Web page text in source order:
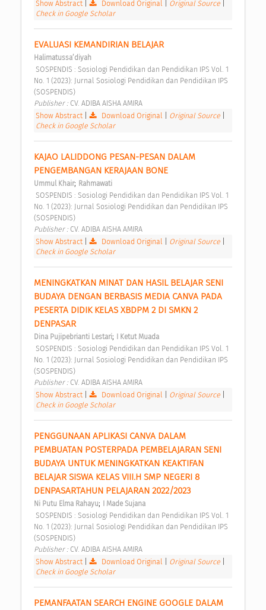
Show Abstract Download Original Original Source
Check in Google Scholar
EVALUASI KEMANDIRIAN BELAJAR
Halimatussa’diyah
No. 1 (2023): Jurnal Sosiologi Pendidikan dan Pendidikan IPS
(SOSPENDIS)
Publisher : CV. ADIBA AISHA AMIRA
Show Abstract
Download Original Original Source
Check in Google Scholar
KAJAO LALIDDONG PESAN-PESAN DALAM
PENGEMBANGAN KERAJAAN BONE
Ummul Khair; Rahmawati
No. 1 (2023): Jurnal Sosiologi Pendidikan dan Pendidikan IPS
(SOSPENDIS)
Publisher : CV. ADIBA AISHA AMIRA
Show Abstract
Download Original Original Source
Check in Google Scholar
MENINGKATKAN MINAT DAN HASIL BELAJAR SENI
BUDAYA DENGAN BERBASIS MEDIA CANVA PADA
PESERTA DIDIK KELAS XBDPM 2 DI SMKN 2
DENPASAR
Dina Pujipebrianti Lestari; I Ketut Muada
No. 1 (2023): Jurnal Sosiologi Pendidikan dan Pendidikan IPS
(SOSPENDIS)
Publisher : CV. ADIBA AISHA AMIRA
Show Abstract
Download Original Original Source
Check in Google Scholar
PENGGUNAAN APLIKASI CANVA DALAM
PEMBUATAN POSTERPADA PEMBELAJARAN SENI
BUDAYA UNTUK MENINGKATKAN KEAKTIFAN
BELAJAR SISWA KELAS VIII.H SMP NEGERI 8
DENPASARTAHUN PELAJARAN 2022/2023
Ni Putu Elma Rahayu; I Made Sujana
No. 1 (2023): Jurnal Sosiologi Pendidikan dan Pendidikan IPS
(SOSPENDIS)
Publisher : CV. ADIBA AISHA AMIRA
Show Abstract
Download Original Original Source
Check in Google Scholar
PEMANFAATAN SEARCH ENGINE GOOGLE DALAM